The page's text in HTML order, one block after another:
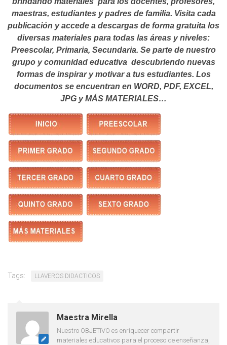
maestras, estudiantes y padres de familia. Visita cada
publicación y accede a descargas de forma gratuita los
diversas materiales para todas las áreas y niveles:
Preescolar, Primaria, Secundaria. Se parte de nuestro
grupo y comunidad educativa descubriendo nuevas
formas de inspirar y motivar a tus estudiantes. Los
documentos se encuentran en WORD, PDF, EXCEL,
JPG y MÁS MATERIALES…
Tags: LLAVEROS DIDACTICOS
Maestra Mirella
Nuestro OBJETIVO es enriquecer compartir
materiales educativos para el proceso de enseñanza,